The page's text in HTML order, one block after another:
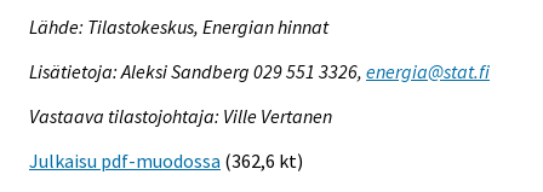
Lähde: Tilastokeskus, Energian hinnat
Lisätietoja: Aleksi Sandberg 029 551 3326, energia@stat.fi
Vastaava tilastojohtaja: Ville Vertanen
Julkaisu pdf-muodossa (362,6 kt)